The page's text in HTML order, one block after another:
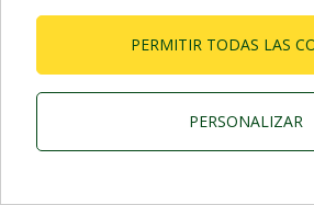
PERMITIR TODAS LAS
PERSONALIZAR